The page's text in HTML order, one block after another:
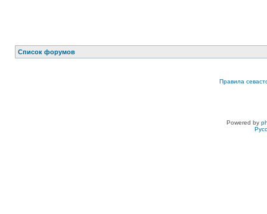
Список форумов
Правила
Powered by